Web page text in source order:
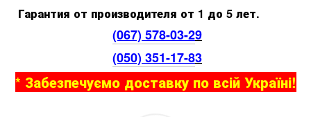
Гарантия от производителя от 1 до 5 лет.
(067) 578-03-29
(050) 351-17-83
* Забезпечуємо доставку по всій Україні!